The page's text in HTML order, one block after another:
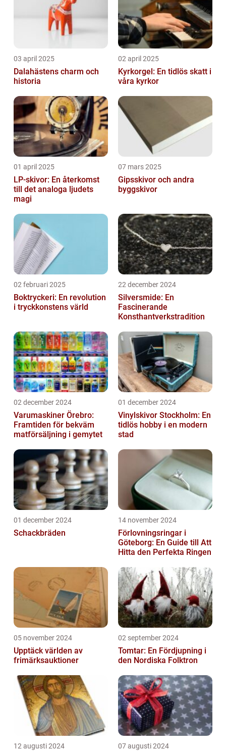
03 april 2025
Dalahästens charm och
historia
02 april 2025
Kyrkorgel: En tidlös skatt i
våra kyrkor
01 april 2025
LP-skivor: En återkomst
till det analoga ljudets
magi
07 mars 2025
Gipsskivor och andra
byggskivor
02 februari 2025
Boktryckeri: En revolution
i tryckkonstens värld
22 december 2024
Silversmide: En
Fascinerande
Konsthantverkstradition
02 december 2024
Varumaskiner Örebro:
Framtiden för bekväm
matförsäljning i gemytet
01 december 2024
Vinylskivor Stockholm: En
tidlös hobby i en modern
stad
01 december 2024
Schackbräden
14 november 2024
Förlovningsringar i
Göteborg: En Guide till Att
Hitta den Perfekta Ringen
05 november 2024
Upptäck världen av
frimärksauktioner
02 september 2024
Tomtar: En Fördjupning i
den Nordiska Folktron
12 augusti 2024 07 augusti 2024